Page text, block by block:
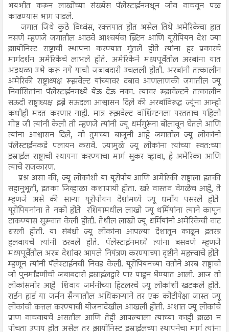
भयभीत करून लाखोंच्या संख्येस पॅलेस्टाईनमधून जीव वाचवून पळ
काढण्यास भाग पाडले.
जगात जिथे कुठे विध्वंस, रक्तपात होत असेल तिथे अमेरिकेचा हात
नसणे म्हणजे जगातील आठवे आश्‍चर्यच! ब्रिटन आणि यूरोपियन देश ज्या
झायोनिस्ट राष्ट्राची स्थापना करण्यात गुंतले होते त्यांना हर प्रकारचे
मार्गदर्शन अमेरिकेचे लाभले होते. अमेरिकेने मध्यपूर्वेतील अरबांना यात
अडथळा उभे करू नये याची जबाबदारी उचलली होती. अरबांनी तत्कालीन
अमेरिकी राष्ट्राध्यक्ष रूझवेल्ट यांच्यावर दबाव आणलाणकी जगातील ज्यू
निर्वासितांना पॅलेस्टाईनमध्ये येऊ देऊ नका. त्यावर रूझवेल्टने तत्कालीन
सऊदी राष्ट्राध्यक्ष इब्ने सऊदला आश्वासन दिले़ की अरबांविरूद्ध ज्यूंना आम्ही
कधीही मदत करणार नाही़. मात्र रूझवेल्ट वॉशिंग्टनला परतताच पहिली
गोष्ट जी त्यांनी केली ती म्हणजे त्यांनी ज्यू धर्मगुरूंना बोलावून घेतले आणि
त्यांना आश्वासन दिले, मी तुमच्या बाजूनी आहे़ जगातील ज्यू लोकांनी
पॅलेस्टाईनकडे पलायन करावे. ज्यामुळे ज्यू लोकांना त्यांच्या स्वत:च्या
इस्राईल राष्ट्राची स्थापना करण्याचा मार्ग सुकर व्हावा, हे अमेरिका आणि
त्याचे राजकारण.
प्रश्न असा की, ज्यू लोकांशी या यूरोपीय आणि अमेरिकी राष्ट्राला इतकी
सहानुभूती, इतका जिव्हाळा कशापायी होता. खरे वास्तव वेगळेच आहे, ते
म्हणजे असे की साऱ्या यूरोपीयन देशांमध्ये ज्यू धर्मीय पसरले होते़
यूरोपियनांना ते नको होते़ रशियामधील लाखो ज्यू धर्मियांना त्याने कापून
टाकण्यास सुरूवात केली होती़. तेथील लाखो ज्यू धर्मियांनी अमेरिकेची वाट
धरली होती. या संबंधी ज्यू लोकांना आपल्या देशातून काढून इतरत्र
हलवायचे त्यांनी ठरवले होते. पॅलेस्टाईनमध्ये त्यांना बसवणे म्हणजे
मध्यपूर्वेतील अरब देशांवर आपले नियंत्रण करण्याच्या दृष्टीने महत्त्वाचे होते़
म्हणून त्यांनी पॅलेस्टाईनची निवड केली़. यूरोपियनच्या वतीने अरब राष्ट्राची
जी पुनर्मांडणीची जबाबदारी इस्राईलद्वारे पार पाडून घेण्यात आली. आज ती
लोकांसमोर आहे़ शिवाय जर्मनीच्या हिटलरचे ज्यू लोकांशी खटकले होते.
राईन हार्ड या जर्मन सैन्यातील अधिकाऱ्याने तर एक कोटीपेक्षा जास्त ज्यू
लोकांची कत्तल करण्याची योजनादेखील आखली होती. अशात ज्यू लोकांचे
प्राण वाचवायचे असतील आणि तेही आपल्याला त्याच्या काही झळा न
पोचता उपाय होत असेल तर झायोनिस्ट इस्राईलच्या स्थापनेचा मार्ग त्यांना